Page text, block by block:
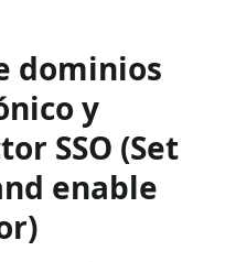
dominios
y
SSO (Set
enable